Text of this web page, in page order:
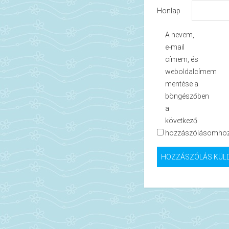
Honlap
A nevem,
e-mail
címem, és
weboldalcímem
mentése a
böngészőben
a
következő